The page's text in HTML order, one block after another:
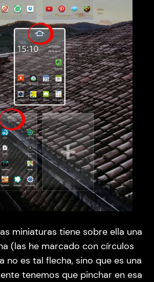
miniaturas tiene sobre ella una
(las he marcado con círculos
no es tal flecha, sino que es una
tenemos que pinchar en esa